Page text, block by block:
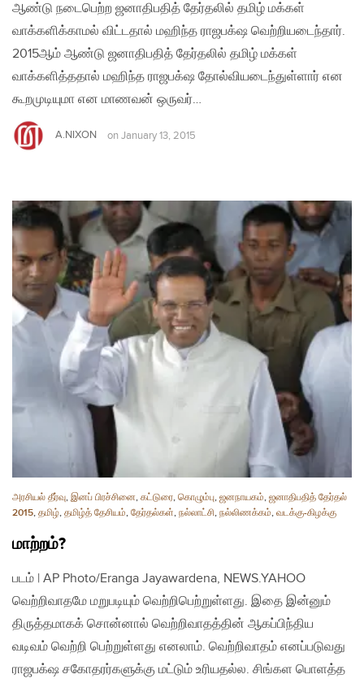
ஆண்டு நடைபெற்ற ஜனாதிபதித் தேர்தலில் தமிழ் மக்கள்
வாக்களிக்காமல் விட்டதால் மஹிந்த ராஜபக்‌ஷ வெற்றியடைந்தார்.
2015ஆம் ஆண்டு ஜனாதிபதித் தேர்தலில் தமிழ் மக்கள்
வாக்களித்ததால் மஹிந்த ராஜபக்‌ஷ தோல்வியடைந்துள்ளார் என
கூறமுடியுமா என மாணவன் ஒருவர்…
A.NIXON on January 13, 2015
அரசியல் தீர்வு, இனப் பிரச்சினை, கட்டுரை, கொழும்பு, ஜனநாயகம், ஜனாதிபதித் தேர்தல்
2015, தமிழ், தமிழ்த் தேசியம், தேர்தல்கள், நல்லாட்சி, நல்லிணக்கம், வடக்கு-கிழக்கு
மாற்றம்?
படம் | AP Photo/Eranga Jayawardena, NEWS.YAHOO
வெற்றிவாதமே மறுபடியும் வெற்றிபெற்றுள்ளது. இதை இன்னும்
திருத்தமாகக் சொன்னால் வெற்றிவாதத்தின் ஆகப்பிந்திய
வடிவம் வெற்றி பெற்றுள்ளது எனலாம். வெற்றிவாதம் எனப்படுவது
ராஜபக்‌ஷ சகோதரர்களுக்கு மட்டும் உரியதல்ல. சிங்கள பொளத்த